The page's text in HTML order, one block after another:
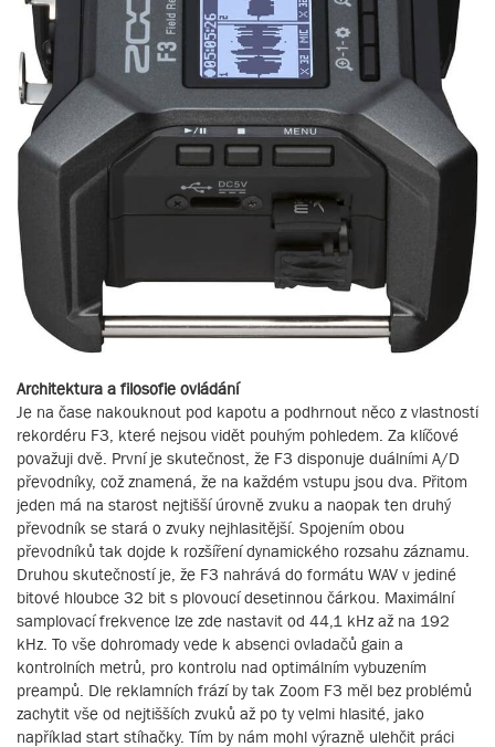
Architektura a filosofie ovládání
Je na čase nakouknout pod kapotu a podhrnout něco z vlastností
rekordéru F3, které nejsou vidět pouhým pohledem. Za klíčové
považuji dvě. První je skutečnost, že F3 disponuje duálními A/D
převodníky, což znamená, že na každém vstupu jsou dva. Přitom
jeden má na starost nejtišší úrovně zvuku a naopak ten druhý
převodník se stará o zvuky nejhlasitější. Spojením obou
převodníků tak dojde k rozšíření dynamického rozsahu záznamu.
Druhou skutečností je, že F3 nahrává do formátu WAV v jediné
bitové hloubce 32 bit s plovoucí desetinnou čárkou. Maximální
samplovací frekvence lze zde nastavit od 44,1 kHz až na 192
kHz. To vše dohromady vede k absenci ovladačů gain a
kontrolních metrů, pro kontrolu nad optimálním vybuzením
preampů. Dle reklamních frází by tak Zoom F3 měl bez problémů
zachytit vše od nejtišších zvuků až po ty velmi hlasité, jako
například start stíhačky. Tím by nám mohl výrazně ulehčit práci